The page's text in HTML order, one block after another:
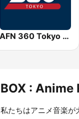
AFN 360 Tokyo (Japan Only)
BOX : Anime
私たちはアニメ音楽が